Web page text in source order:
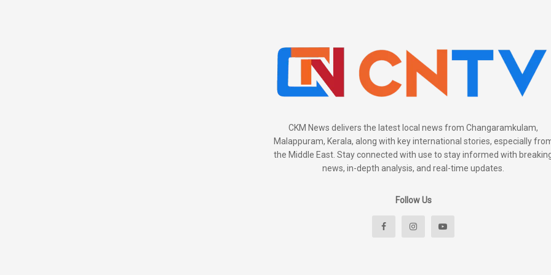
CKM News delivers the latest local news from Changaramkulam,
Malappuram, Kerala, along with key international stories, especially
the Middle East. Stay connected with use to stay informed with
news, in-depth analysis, and real-time updates.
Follow Us